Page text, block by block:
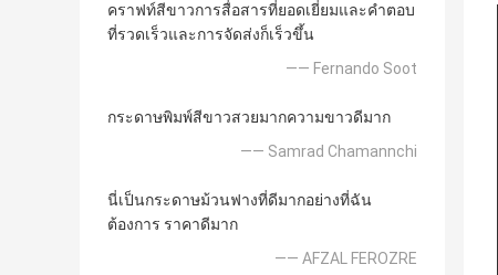
คราฟท์สีขาวการสื่อสารที่ยอดเยี่ยมและคำตอบ
ที่รวดเร็วและการจัดส่งก็เร็วขึ้น
—— Fernando Soot
กระดาษพิมพ์สีขาวสวยมากความขาวดีมาก
—— Samrad Chamannchi
นี่เป็นกระดาษม้วนฟางที่ดีมากอย่างที่ฉัน
ต้องการ ราคาดีมาก
—— AFZAL FEROZRE